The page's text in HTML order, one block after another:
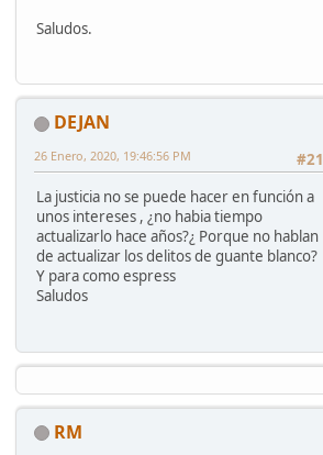
Saludos.
DEJAN
#21
26 Enero, 2020, 19:46:56 PM
La justicia no se puede hacer en función a
unos intereses , ¿no habia tiempo
actualizarlo hace años?¿ Porque no hablan
de actualizar los delitos de guante blanco?
Y para como espress
Saludos
RM